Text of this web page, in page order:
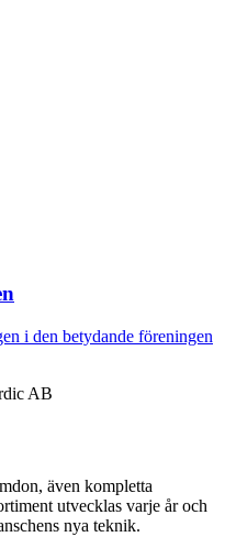
i den betydande föreningen
även kompletta
utvecklas varje år och
nya teknik.